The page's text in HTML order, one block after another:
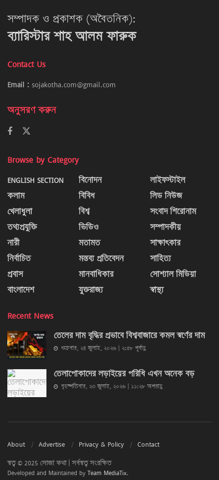
সম্পাদক ও প্রকাশক (অবৈতনিক):
ব্যারিস্টার শাহ আলম ফারুক
Contact Us
Email : sojakotha.com@gmail.com
অনুসরণ করুন
Browse by Category
ENGLISH SECTION
কলাম
খেলাধুলা
তথ্যপ্রযুক্তি
নারী
নির্বাচিত
প্রবাস
বাংলাদেশ
বিনোদন
বিবিধ
বিশ্ব
ভিডিও
মতামত
মন্তব্য প্রতিবেদন
মানবাধিকার
যুক্তরাজ্য
লাইফস্টাইল
লিড নিউজ
সংবাদ শিরোনাম
সম্পাদকীয়
সাক্ষাৎকার
সাহিত্য
সোশ্যাল মিডিয়া
স্বাস্থ্য
Recent News
তেলের দাম বৃদ্ধির প্রভাবে বিশ্ববাজারে কমল স্বর্ণের দাম
শুক্রবার, ২৪ জুলাই, ২০২৬ | ২:৫৮ পূর্বাহ্ণ
তেলাপোকাদের লড়াইয়ের পরিধি এখন অনেক বড়
বৃহস্পতিবার, ২৩ জুলাই, ২০২৬ | ১১:২৮ অপরাহ্ণ
About Advertise Privacy & Policy Contact
স্বত্ব © 2025 সোজা কথা | সর্বস্বত্ব সংরক্ষিত
Developed and Maintained by Team MediaTix.